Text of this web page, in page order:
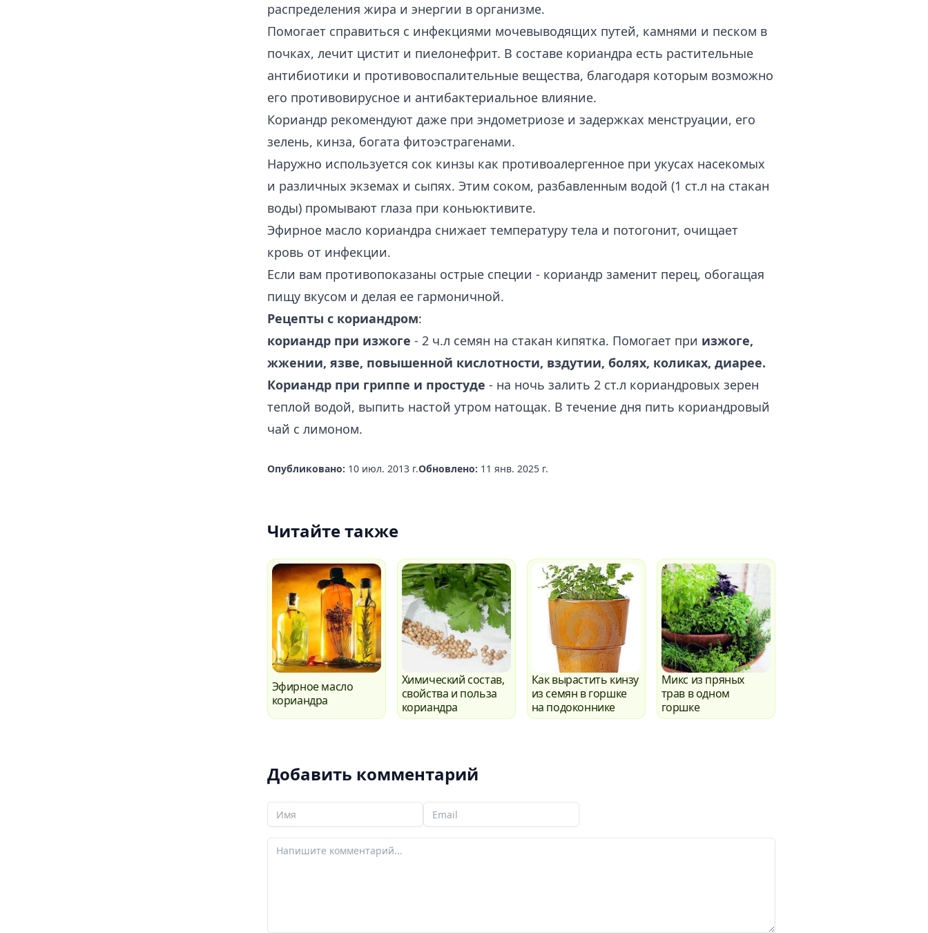
распределения жира и энергии в организме.
Помогает справиться с инфекциями мочевыводящих путей, камнями и песком в
почках, лечит цистит и пиелонефрит. В составе кориандра есть растительные
антибиотики и противовоспалительные вещества, благодаря которым возможно
его противовирусное и антибактериальное влияние.
Кориандр рекомендуют даже при эндометриозе и задержках менструации, его
зелень, кинза, богата фитоэстрагенами.
Наружно используется сок кинзы как противоалергенное при укусах насекомых
и различных экземах и сыпях. Этим соком, разбавленным водой (1 ст.л на стакан
воды) промывают глаза при коньюктивите.
Эфирное масло кориандра снижает температуру тела и потогонит, очищает
кровь от инфекции.
Если вам противопоказаны острые специи - кориандр заменит перец, обогащая
пищу вкусом и делая ее гармоничной.
Рецепты с кориандром:
кориандр при изжоге - 2 ч.л семян на стакан кипятка. Помогает при изжоге,
жжении, язве, повышенной кислотности, вздутии, болях, коликах, диарее.
Кориандр при гриппе и простуде - на ночь залить 2 ст.л кориандровых зерен
теплой водой, выпить настой утром натощак. В течение дня пить кориандровый
чай с лимоном.
Опубликовано: 10 июл. 2013 г.Обновлено: 11 янв. 2025 г.
Читайте также
Эфирное масло
кориандра
Химический состав,
свойства и польза
кориандра
Как вырастить кинзу
из семян в горшке
на подоконнике
Микс из пряных
трав в одном
горшке
Добавить комментарий
Ваше Имя Ваш email
Ваш комментарий